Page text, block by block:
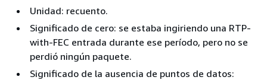
Unidad: recuento.
Significado de cero: se estaba ingiriendo una RTP-
with-FEC entrada durante ese período, pero no se
perdió ningún paquete.
Significado de la ausencia de puntos de datos: